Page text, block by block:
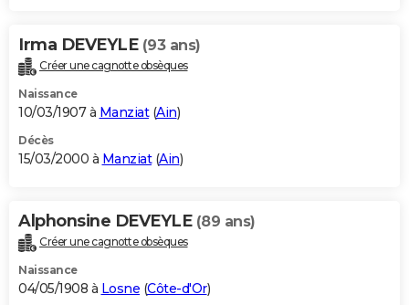
Irma DEVEYLE (93 ans)
Créer une cagnotte obsèques
Naissance
10/03/1907 à Manziat(Ain)
Décès
15/03/2000 à Manziat(Ain)
Alphonsine DEVEYLE (89 ans)
Créer une cagnotte obsèques
Naissance
04/05/1908 à Losne (Côte-d'Or)